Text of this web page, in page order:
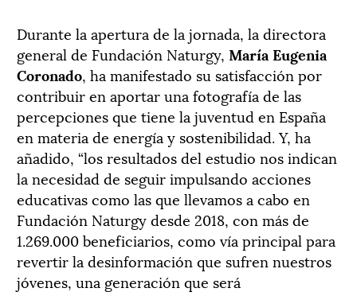
Durante la apertura de la jornada, la directora
general de Fundación Naturgy, María Eugenia
Coronado, ha manifestado su satisfacción por
contribuir en aportar una fotografía de las
percepciones que tiene la juventud en España
en materia de energía y sostenibilidad. Y, ha
añadido, “los resultados del estudio nos indican
la necesidad de seguir impulsando acciones
educativas como las que llevamos a cabo en
Fundación Naturgy desde 2018, con más de
1.269.000 beneficiarios, como vía principal para
revertir la desinformación que sufren nuestros
jóvenes, una generación que será